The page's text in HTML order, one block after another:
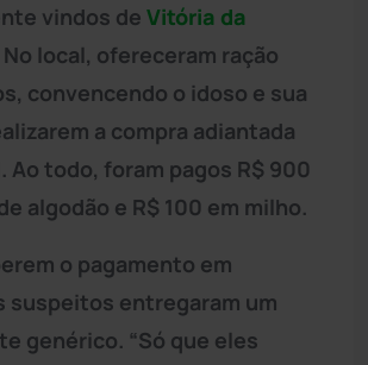
vindos de Vitória da
No local, ofereceram ração
convencendo o idoso e sua
a compra adiantada
Ao todo, foram pagos R$ 900
algodão e R$ 100 em milho.
o pagamento em
suspeitos entregaram um
genérico. “Só que eles